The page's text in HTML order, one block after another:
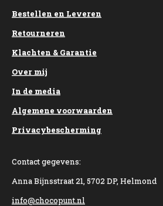
Bestellen en Leveren
Retourneren
Klachten & Garantie
Over mij
In de media
Algemene voorwaarden
Privacybescherming
Contact gegevens:
Anna Bijnsstraat 21, 5702 DP, Helmond
info@chocopunt.nl